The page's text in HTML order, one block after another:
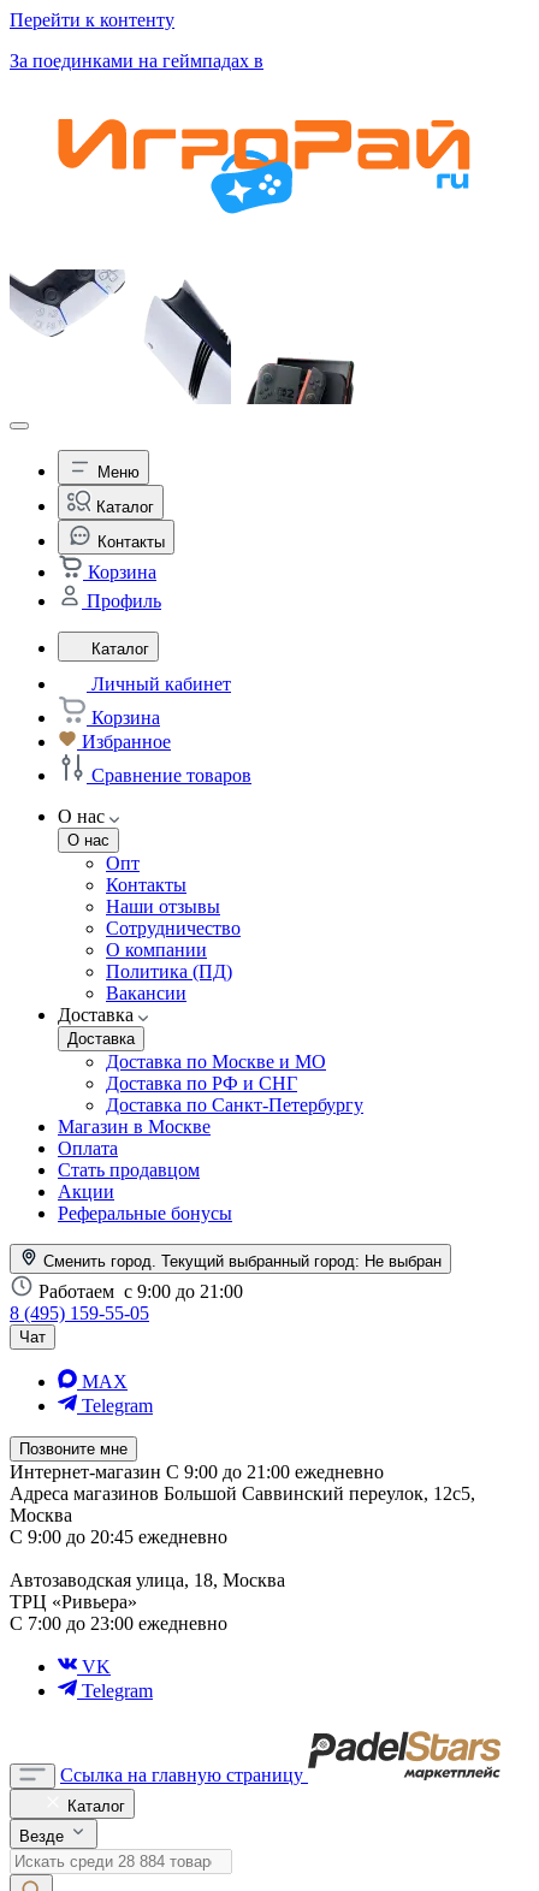
Перейти к контенту
За поединками на геймпадах в
Меню
Каталог
Контакты
Корзина
Профиль
Каталог
Личный кабинет
Корзина
Избранное
Сравнение товаров
О нас
О нас
Опт
Контакты
Наши отзывы
Сотрудничество
О компании
Политика (ПД)
Вакансии
Доставка
Доставка
Доставка по Москве и МО
Доставка по РФ и СНГ
Доставка по Санкт-Петербургу
Магазин в Москве
Оплата
Стать продавцом
Акции
Реферальные бонусы
Сменить город. Текущий выбранный город: Не выбран
Работаем с 9:00 до 21:00
8 (495) 159-55-05
Чат
MAX
Telegram
Позвоните мне
Интернет-магазин С 9:00 до 21:00 ежедневно
Адреса магазинов Большой Саввинский переулок, 12с5,
Москва
С 9:00 до 20:45 ежедневно
Автозаводская улица, 18, Москва
ТРЦ «Ривьера»
С 7:00 до 23:00 ежедневно
VK
Telegram
Ссылка на главную страницу
Каталог
Везде